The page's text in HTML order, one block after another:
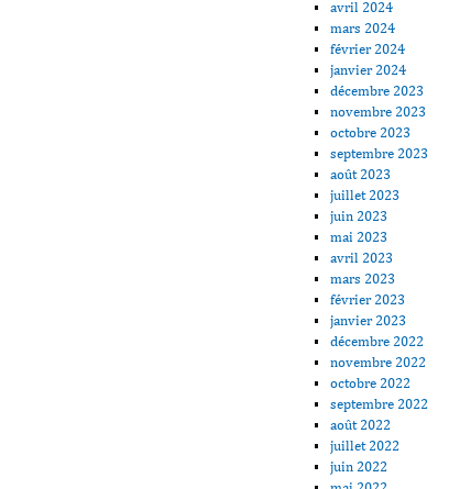
avril 2024
mars 2024
février 2024
janvier 2024
décembre 2023
novembre 2023
octobre 2023
septembre 2023
août 2023
juillet 2023
juin 2023
mai 2023
avril 2023
mars 2023
février 2023
janvier 2023
décembre 2022
novembre 2022
octobre 2022
septembre 2022
août 2022
juillet 2022
juin 2022